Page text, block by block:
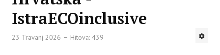
IstraECOinclusive
23 Travanj 2026 Hitova: 439